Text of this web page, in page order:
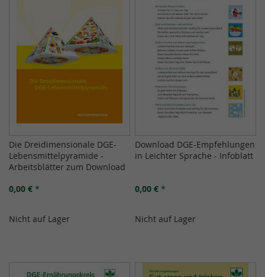
Die Dreidimensionale DGE-
Lebensmittelpyramide -
Arbeitsblätter zum Download
0,00 € *
Nicht auf Lager
Download DGE-Empfehlungen
in Leichter Sprache - Infoblatt
0,00 € *
Nicht auf Lager